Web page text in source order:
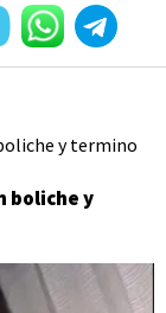
boliche y